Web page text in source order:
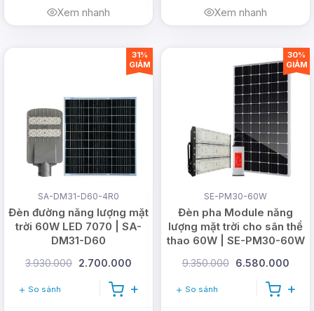
Xem nhanh Xem nhanh
SA-DM31-D60-4R0
Đèn đường năng lượng mặt
trời 60W LED 7070 | SA-
DM31-D60
3.930.000 2.700.000
So sánh
31%
GIẢM
SE-PM30-60W
Đèn pha Module năng
lượng mặt trời cho sân thể
thao 60W | SE-PM30-60W
9.350.000 6.580.000
So sánh
30%
GIẢM